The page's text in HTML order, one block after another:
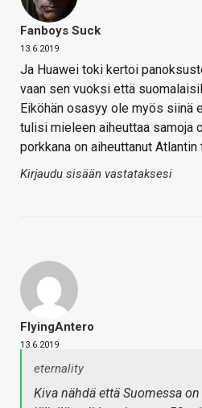
Fanboys Suck
13.6.2019
Ja Huawei toki kertoi
vaan sen vuoksi että
Eiköhän osasyy ole myös siinä
tulisi mieleen aiheuttaa samoja
porkkana on aiheuttanut Atlantin
Kirjaudu sisään vastataksesi
FlyingAntero
13.6.2019
eternality
Kiva nähdä että Suomessa